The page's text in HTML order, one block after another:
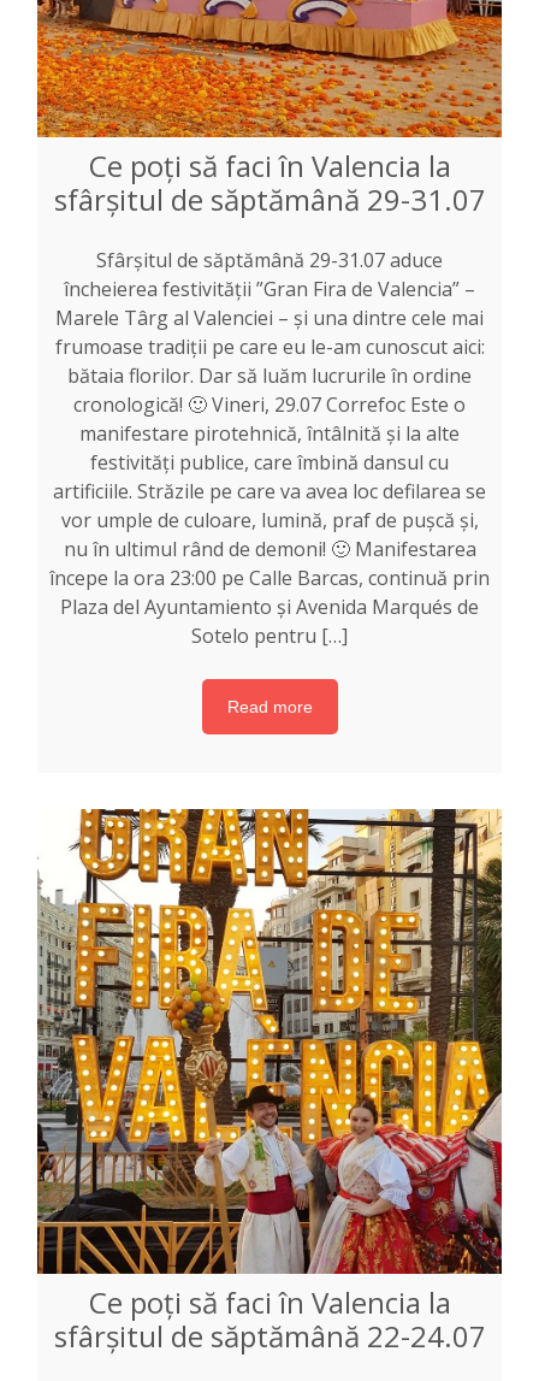
Ce poți să faci în Valencia la
sfârșitul de săptămână 29-31.07
Sfârșitul de săptămână 29-31.07 aduce
încheierea festivității ”Gran Fira de Valencia” –
Marele Târg al Valenciei – și una dintre cele mai
frumoase tradiții pe care eu le-am cunoscut aici:
bătaia florilor. Dar să luăm lucrurile în ordine
cronologică! 🙂 Vineri, 29.07 Correfoc Este o
manifestare pirotehnică, întâlnită și la alte
festivități publice, care îmbină dansul cu
artificiile. Străzile pe care va avea loc defilarea se
vor umple de culoare, lumină, praf de pușcă și,
nu în ultimul rând de demoni! 🙂 Manifestarea
începe la ora 23:00 pe Calle Barcas, continuă prin
Plaza del Ayuntamiento și Avenida Marqués de
Sotelo pentru […]
Read more
Ce poți să faci în Valencia la
sfârșitul de săptămână 22-24.07